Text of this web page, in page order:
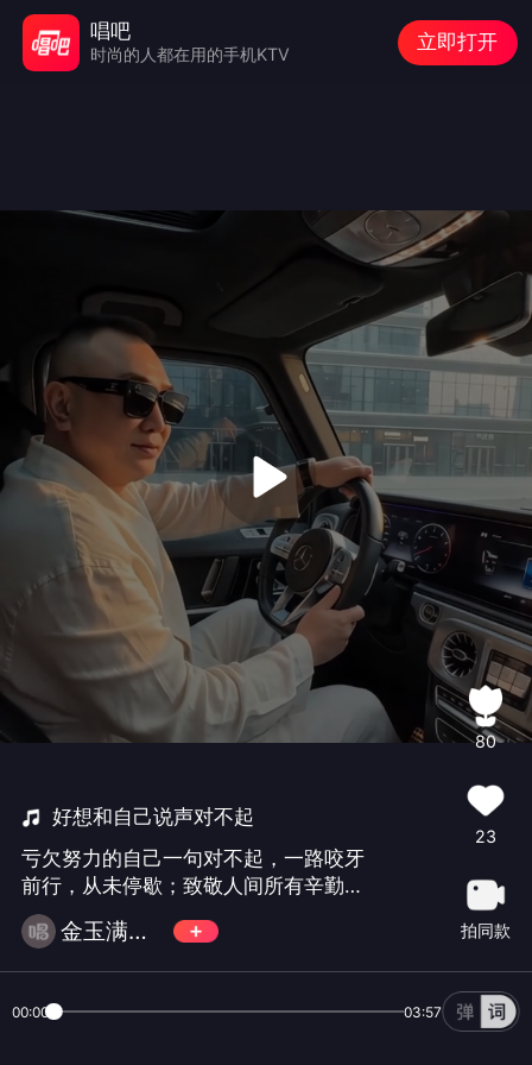
好想和自己说声对不起
亏欠努力的自己一句对不起，一路咬牙
前行，从未停歇；致敬人间所有辛勤耕
耘的劳动者，致敬向阳而生、全力以赴
的奋斗者。 金玉满堂卍风云
80
23
拍同款
00:00 03:57
唱吧
时尚的人都在用的手机KTV
立即打开